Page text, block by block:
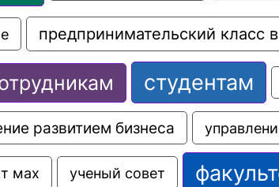
предпринимательский класс
студентам
развитием бизнеса
мах ученый совет